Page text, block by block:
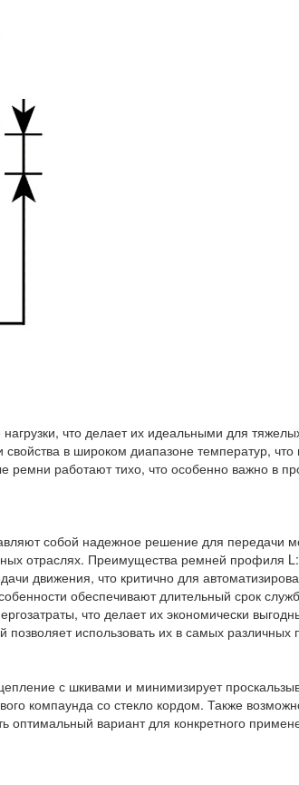
что делает их идеальными для
в широком диапазоне температур, что
работают тихо, что особенно важно в
собой надежное решение для передачи
отраслях. Преимущества ремней профиля L:
движения, что критично для
обеспечивают длительный срок
что делает их экономически
использовать их в самых различных
с шкивами и минимизирует
компаунда со стекло кордом. Также
оптимальный вариант для конкретного